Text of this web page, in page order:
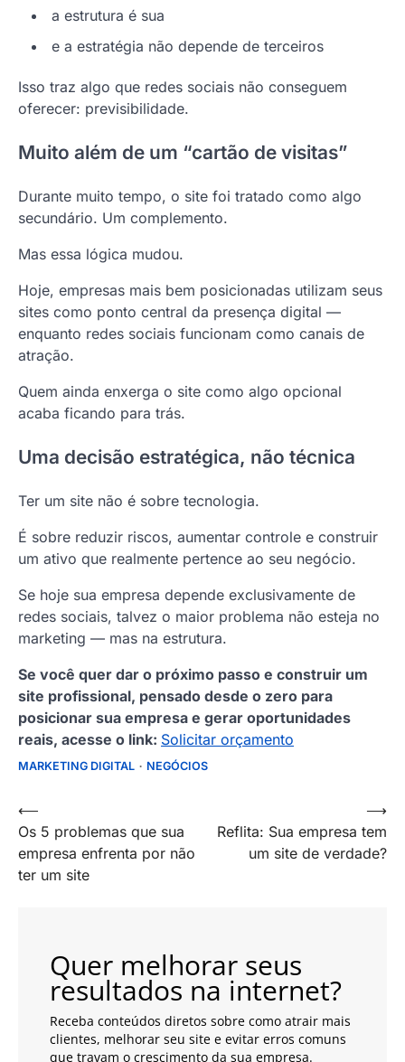
a estrutura é sua
e a estratégia não depende de terceiros
Isso traz algo que redes sociais não conseguem
oferecer: previsibilidade.
Muito além de um “cartão de visitas”
Durante muito tempo, o site foi tratado como algo
secundário. Um complemento.
Mas essa lógica mudou.
Hoje, empresas mais bem posicionadas utilizam seus
sites como ponto central da presença digital —
enquanto redes sociais funcionam como canais de
atração.
Quem ainda enxerga o site como algo opcional
acaba ficando para trás.
Uma decisão estratégica, não técnica
Ter um site não é sobre tecnologia.
É sobre reduzir riscos, aumentar controle e construir
um ativo que realmente pertence ao seu negócio.
Se hoje sua empresa depende exclusivamente de
redes sociais, talvez o maior problema não esteja no
marketing — mas na estrutura.
Se você quer dar o próximo passo e construir um
site profissional, pensado desde o zero para
posicionar sua empresa e gerar oportunidades
reais, acesse o link: Solicitar orçamento
MARKETING DIGITAL NEGÓCIOS
Navegação
de
artigos
⟵
Os 5 problemas que sua
empresa enfrenta por não
ter um site
Reflita: Sua empresa tem
um site de verdade?
⟶
Quer melhorar seus
resultados na internet?
Receba conteúdos diretos sobre como atrair mais
clientes, melhorar seu site e evitar erros comuns
que travam o crescimento da sua empresa.